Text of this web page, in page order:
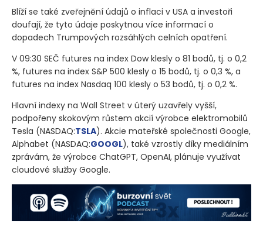
Blíží se také zveřejnění údajů o inflaci v USA a investoři
doufají, že tyto údaje poskytnou více informací o
dopadech Trumpových rozsáhlých celních opatření.
V 09:30 SEČ futures na index Dow klesly o 81 bodů, tj. o 0,2
%, futures na index S&P 500 klesly o 15 bodů, tj. o 0,3 %, a
futures na index Nasdaq 100 klesly o 53 bodů, tj. o 0,2 %.
Hlavní indexy na Wall Street v úterý uzavřely vyšší,
podpořeny skokovým růstem akcií výrobce elektromobilů
Tesla (NASDAQ:TSLA). Akcie mateřské společnosti Google,
Alphabet (NASDAQ:GOOGL), také vzrostly díky mediálním
zprávám, že výrobce ChatGPT, OpenAI, plánuje využívat
cloudové služby Google.